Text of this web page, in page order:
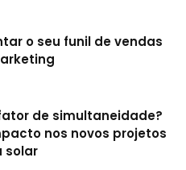
n
o seu funil de vendas
de simultaneidade?
nos novos projetos
solar